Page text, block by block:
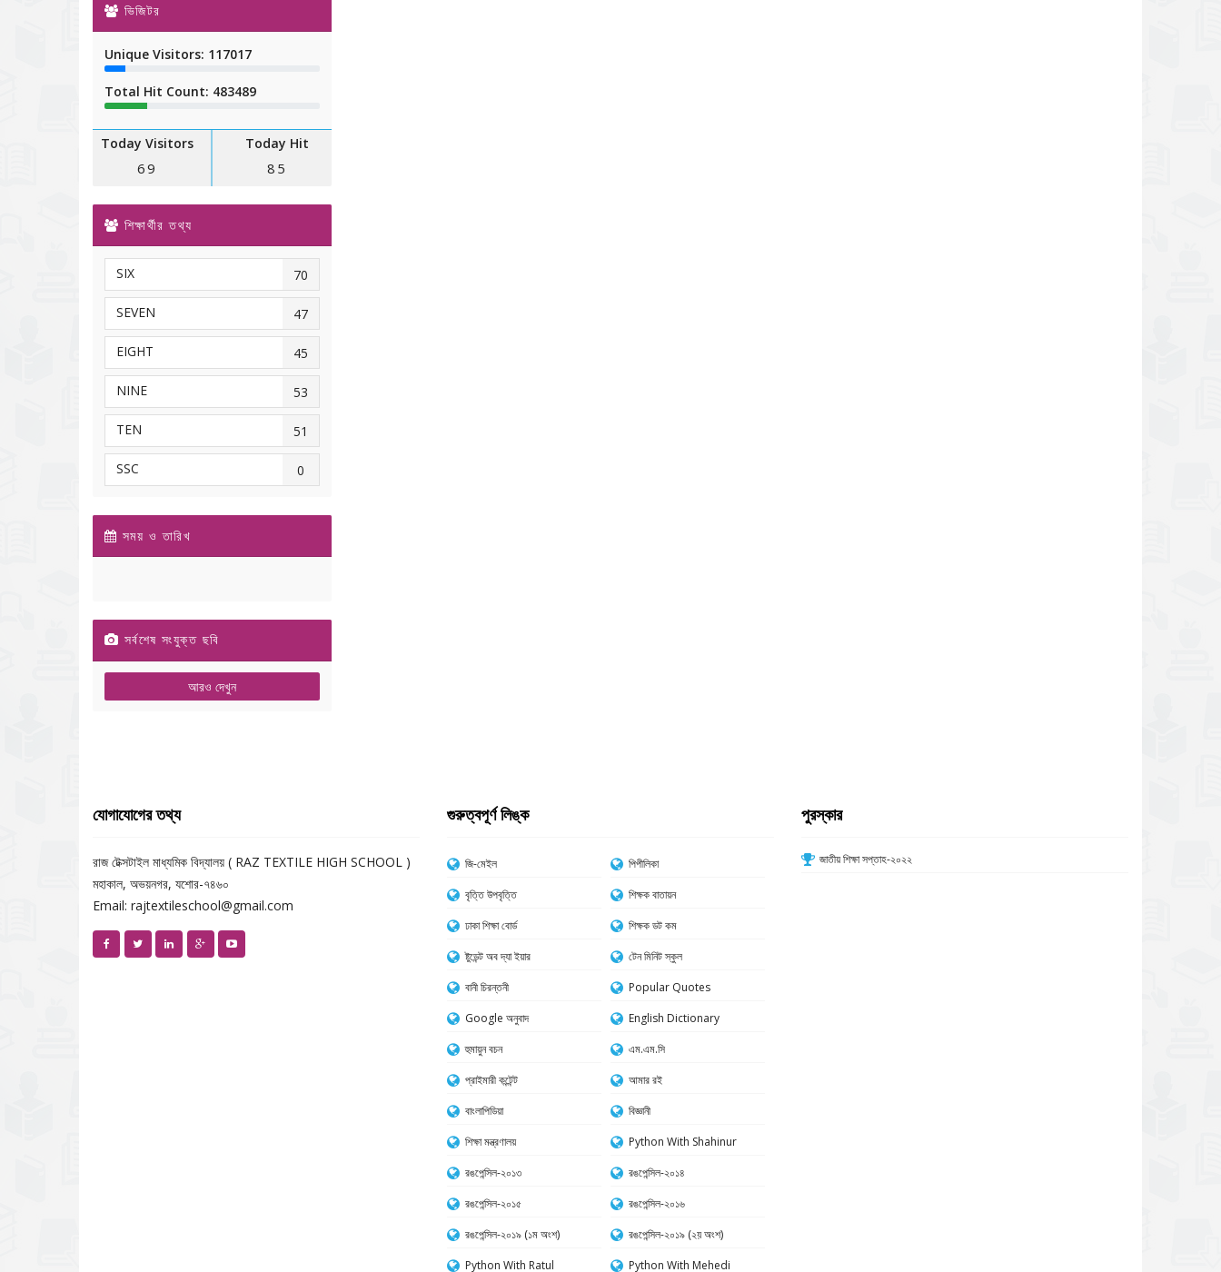
ভিজিটর
Unique Visitors: 117017
Total Hit Count: 483489
Today Visitors
69
Today Hit
85
শিক্ষার্থীর তথ্য
SIX 70
SEVEN 47
EIGHT 45
NINE 53
TEN 51
SSC 0
সময় ও তারিখ
সর্বশেষ সংযুক্ত ছবি
আরও দেখুন
যোগাযোগের তথ্য
রাজ টেক্সটাইল মাধ্যমিক বিদ্যালয় ( RAZ TEXTILE HIGH SCHOOL )
মহাকাল, অভয়নগর, যশোর-৭৪৬০
Email: rajtextileschool@gmail.com
গুরুত্বপূর্ণ লিঙ্ক
জি-মেইল
পিপীলিকা
বৃত্তি উপবৃত্তি
শিক্ষক বাতায়ন
ঢাকা শিক্ষা বোর্ড
শিক্ষক ডট কম
ষ্টুডেন্ট অব দ্যা ইয়ার
টেন মিনিট স্কুল
বানী চিরন্তনী
Popular Quotes
Google অনুবাদ
English Dictionary
হুমায়ুন বচন
এম.এম.সি
প্রাইমারী কন্টেন্ট
আমার রই
বাংলাপিডিয়া
বিজ্ঞানী
শিক্ষা মন্ত্রণালয়
Python With Shahinur
রঙপেন্সিল-২০১৩
রঙপেন্সিল-২০১৪
রঙপেন্সিল-২০১৫
রঙপেন্সিল-২০১৬
রঙপেন্সিল-২০১৯ (১ম অংশ)
রঙপেন্সিল-২০১৯ (২য় অংশ)
Python With Ratul
Python With Mehedi
পুরস্কার
জাতীয় শিক্ষা সপ্তাহ-২০২২